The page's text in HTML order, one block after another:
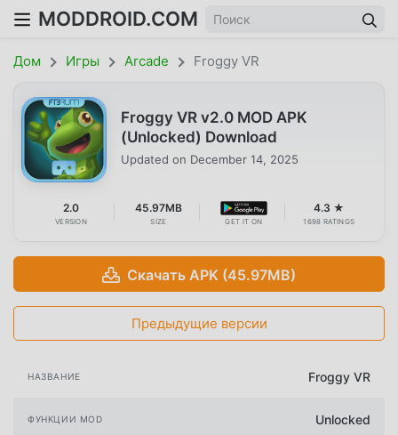
MODDROID.COM
Дом Игры Arcade Froggy VR
Froggy VR v2.0 MOD APK
(Unlocked) Download
Updated on December 14, 2025
2.0
VERSION
45.97MB
SIZE GET IT ON
4.3 ★
1698 RATINGS
Скачать APK (45.97MB)
Предыдущие версии
НАЗВАНИЕ Froggy VR
ФУНКЦИИ MOD Unlocked